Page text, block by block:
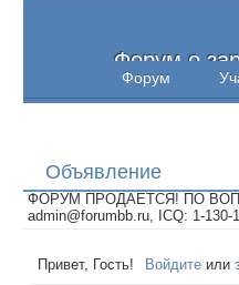
Форум о
Форум
Объявление
ФОРУМ ПРОДАЕТСЯ! ПО
admin@forumbb.ru, ICQ: 1-130-
Привет, Гость! Войдите или